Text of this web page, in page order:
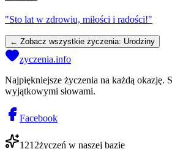
"Sto lat w zdrowiu, miłości i radości!"
← Zobacz wszystkie życzenia: Urodziny
zyczenia.info
Najpiękniejsze życzenia na każdą okazję.
wyjątkowymi słowami.
Facebook
1212życzeń w naszej bazie